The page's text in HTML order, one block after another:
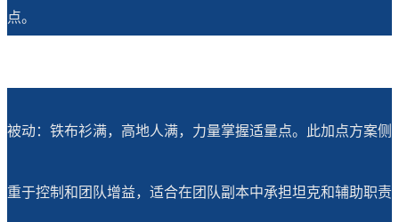
点。
被动：铁布衫满，高地人满，力量掌握适量点。此加点方案侧
重于控制和团队增益，适合在团队副本中承担坦克和辅助职责